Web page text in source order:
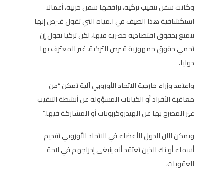
وكانت سفن تنقيب تركية، ترافقها سفن حربية، أعمالا
استكشافية هذا الصيف في المياه التي تقول قبرص إنها
تتمتع بحقوق اقتصادية حصرية فيها، لكن تركيا تقول إن
تحمي حقوق جمهورية قبرص التركية، غير المعترف بها
دوليا.
واعتمد وزراء خارجية الاتحاد الأوروبي آلية تمكن “من
معاقبة الأفراد أو الكيانات المسؤولة عن أنشطة التنقيب
غير المصرح بها عن الهيدروكربونات أو المشاركة فيها.”
ويمكن الآن للدول الأعضاء في الاتحاد الأوروبي تقديم
أسماء أولئك الذين تعتقد أنه ينبغي إدراجهم في لاحة
العقوبات.